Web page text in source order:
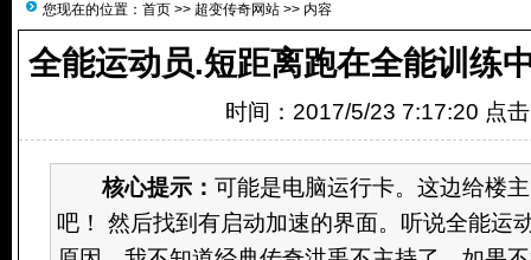
您现在的位置： 首页 >> 超变传奇网站 >> 内容
全能运动员.短距离跑在全能训练
时间：2017/5/23 7:17:20 点
核心提示： 可能是电脑运行卡。这边给楼
吧！ 然后找到有启动加速的界面。听说全能运